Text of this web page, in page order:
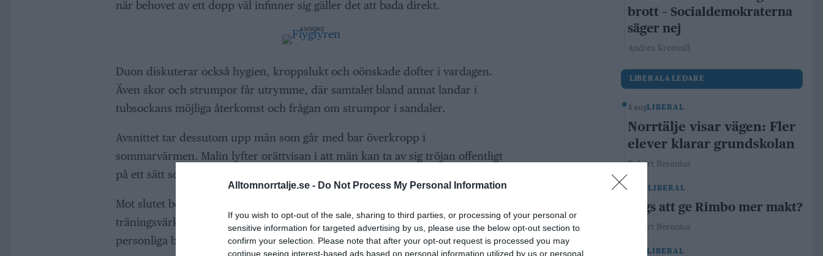
Alltomnorrtalje.se - Do Not Process My Personal Information
If you wish to opt-out of the sale, sharing to third parties, or processing of your personal or
sensitive information for targeted advertising by us, please use the below opt-out section to
confirm your selection. Please note that after your opt-out request is processed you may
continue seeing interest-based ads based on personal information utilized by us or personal
när behovet av ett dopp väl infinner sig gäller det att bada direkt.
ANNONS
Duon diskuterar också hygien, kroppslukt och oönskade dofter i vardagen.
Även skor och strumpor får utrymme, där samtalet bland annat landar i
tubsockans möjliga återkomst och frågan om strumpor i sandaler.
Avsnittet tar dessutom upp män som går med bar överkropp i
sommarvärmen. Malin lyfter orättvisan i att män kan ta av sig tröjan offentligt
på ett sätt som kvinnor sällan kan göra utan att väcka reaktioner.
Mot slutet berättar Malin om sin återkomst till gymmet och den efterföljande
träningsvärken. Som vanligt blandas vardagsobservationer, sidospår och
personliga bekännelser i ett samtal om sommarens små och stora bekymmer.
brott – Socialdemokraterna
säger nej
Andrea Kronvall
LIBERALA LEDARE
4 augLIBERAL
Norrtälje visar vägen: Fler
elever klarar grundskolan
Robert Beronius
29 julLIBERAL
Dags att ge Rimbo mer makt?
Robert Beronius
LIBERAL